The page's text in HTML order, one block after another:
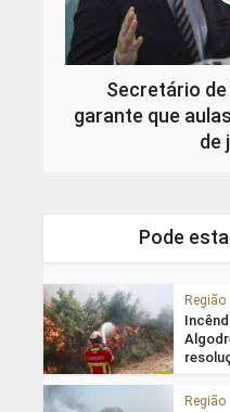
Secretário de
garante que
de
Pode
Região
Região